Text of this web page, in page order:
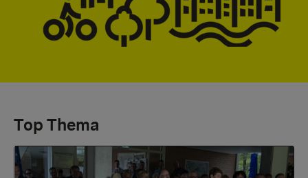
Top Thema